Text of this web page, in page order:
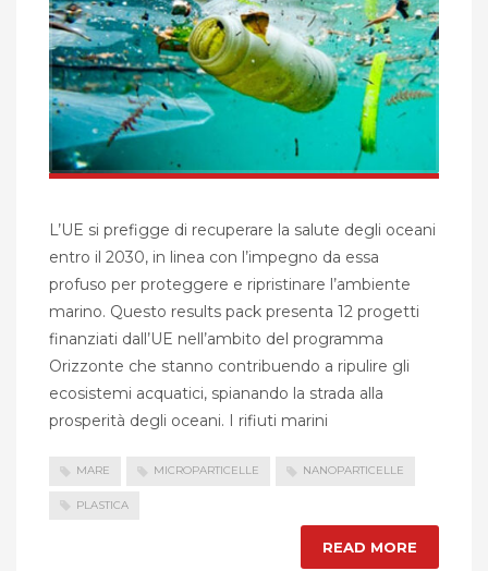
L’UE si prefigge di recuperare la salute degli oceani
entro il 2030, in linea con l’impegno da essa
profuso per proteggere e ripristinare l’ambiente
marino. Questo results pack presenta 12 progetti
finanziati dall’UE nell’ambito del programma
Orizzonte che stanno contribuendo a ripulire gli
ecosistemi acquatici, spianando la strada alla
prosperità degli oceani. I rifiuti marini
MARE MICROPARTICELLE NANOPARTICELLE
PLASTICA
READ MORE